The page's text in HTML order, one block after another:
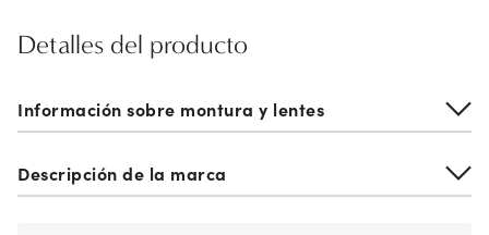
Detalles del producto
Información sobre montura y lentes
Descripción de la marca